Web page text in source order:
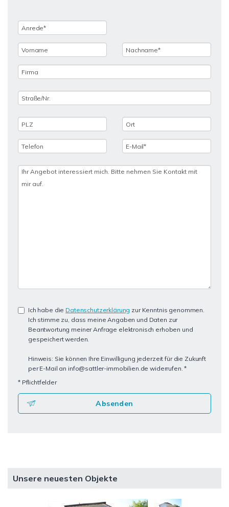
Ich habe die Datenschutzerklärung zur Kenntnis genommen.
Ich stimme zu, dass meine Angaben und Daten zur
Beantwortung meiner Anfrage elektronisch erhoben und
gespeichert werden.
Hinweis: Sie können Ihre Einwilligung jederzeit für die Zukunft
per E-Mail an info@sattler-immobilien.de widerrufen. *
* Pflichtfelder
Absenden
Unsere neuesten Objekte